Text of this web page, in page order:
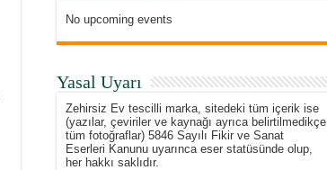
No upcoming events
Yasal Uyarı
Zehirsiz Ev tescilli marka, sitedeki tüm içerik ise
(yazılar, çeviriler ve kaynağı ayrıca belirtilmedikçe
tüm fotoğraflar) 5846 Sayılı Fikir ve Sanat
Eserleri Kanunu uyarınca eser statüsünde olup,
her hakkı saklıdır.